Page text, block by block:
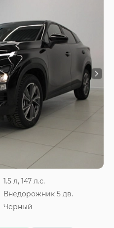
1.5 л, 147 л.с.
Внедорожник 5 дв.
Черный